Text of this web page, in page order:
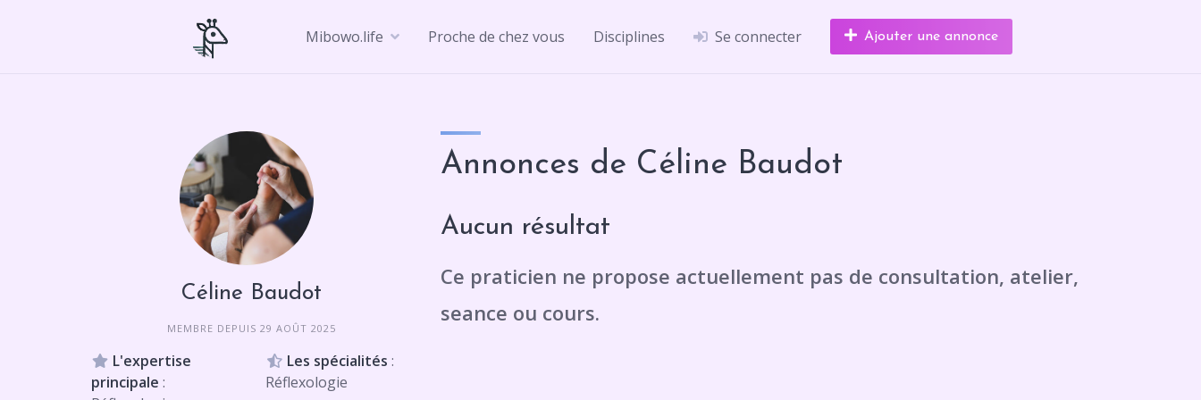
Mibowo.life Proche de chez vous Disciplines Se connecter Ajouter une annonce
Céline Baudot
MEMBRE DEPUIS 29 AOÛT 2025
L'expertise
principale :
Les spécialités :
Réflexologie
Annonces de Céline Baudot
Aucun résultat